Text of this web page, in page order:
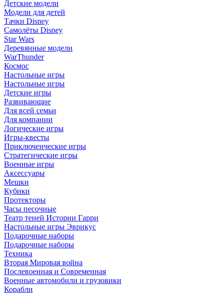
Детские модели
Модели для детей
Тачки Disney
Самолёты Disney
Star Wars
Деревянные модели
WarThunder
Космос
Настольные игры
Настольные игры
Детские игры
Развивающие
Для всей семьи
Для компании
Логические игры
Игры-квесты
Приключенческие игры
Стратегические игры
Военные игры
Аксессуары
Мешки
Кубики
Протекторы
Часы песочные
Театр теней Истории Гарри
Настольные игры Эврикус
Подарочные наборы
Подарочные наборы
Техника
Вторая Мировая война
Послевоенная и Современная
Военные автомобили и грузовики
Корабли